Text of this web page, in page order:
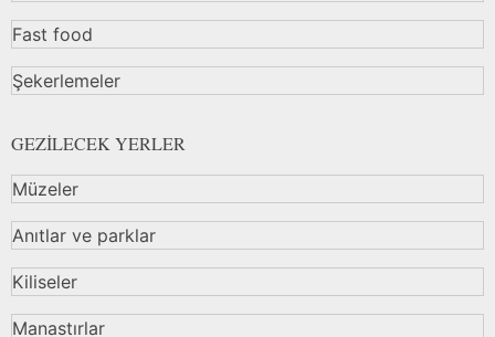
Fast food
Şekerlemeler
GEZİLECEK YERLER
Müzeler
Anıtlar ve parklar
Kiliseler
Manastırlar